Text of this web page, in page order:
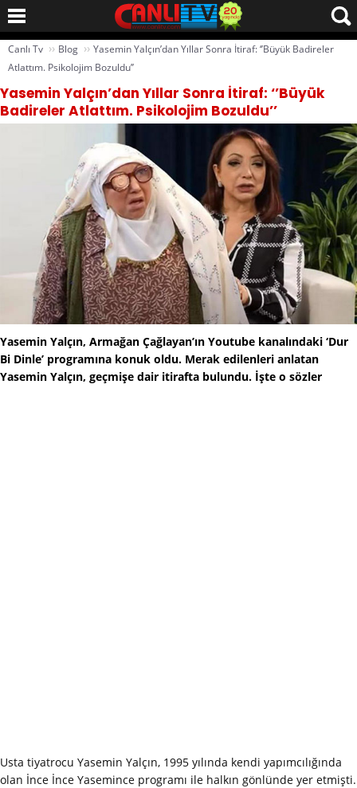
Canlı Tv ›› Blog ›› Yasemin Yalçın’dan Yıllar Sonra İtiraf: ‘’Büyük Badireler
Atlattım. Psikolojim Bozuldu’’
Yasemin Yalçın’dan Yıllar Sonra İtiraf: ‘’Büyük
Badireler Atlattım. Psikolojim Bozuldu’’
Yasemin Yalçın, Armağan Çağlayan’ın Youtube kanalındaki ‘Dur
Bi Dinle’ programına konuk oldu. Merak edilenleri anlatan
Yasemin Yalçın, geçmişe dair itirafta bulundu. İşte o sözler
Usta tiyatrocu Yasemin Yalçın, 1995 yılında kendi yapımcılığında
olan İnce İnce Yasemince programı ile halkın gönlünde yer etmişti.